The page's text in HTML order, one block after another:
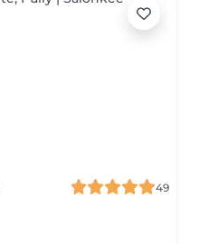
49